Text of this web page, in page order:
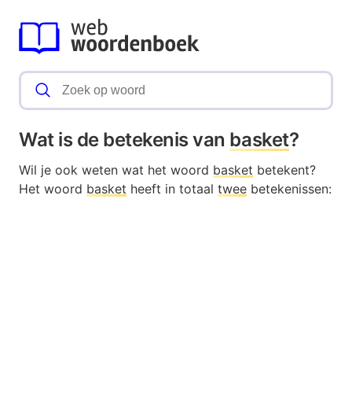
Wat is de betekenis van basket?
Wil je ook weten wat het woord basket betekent?
Het woord basket heeft in totaal twee betekenissen: